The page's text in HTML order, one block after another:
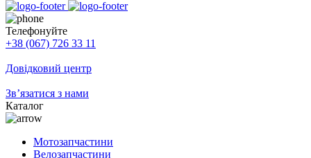
Телефонуйте
+38 (067) 726 33 11
Довідковий центр
Зв’язатися з нами
Каталог
Мотозапчастини
Велозапчастини